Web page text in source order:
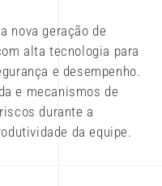
nova geração de
alta tecnologia para
e desempenho.
e mecanismos de
durante a
da equipe.